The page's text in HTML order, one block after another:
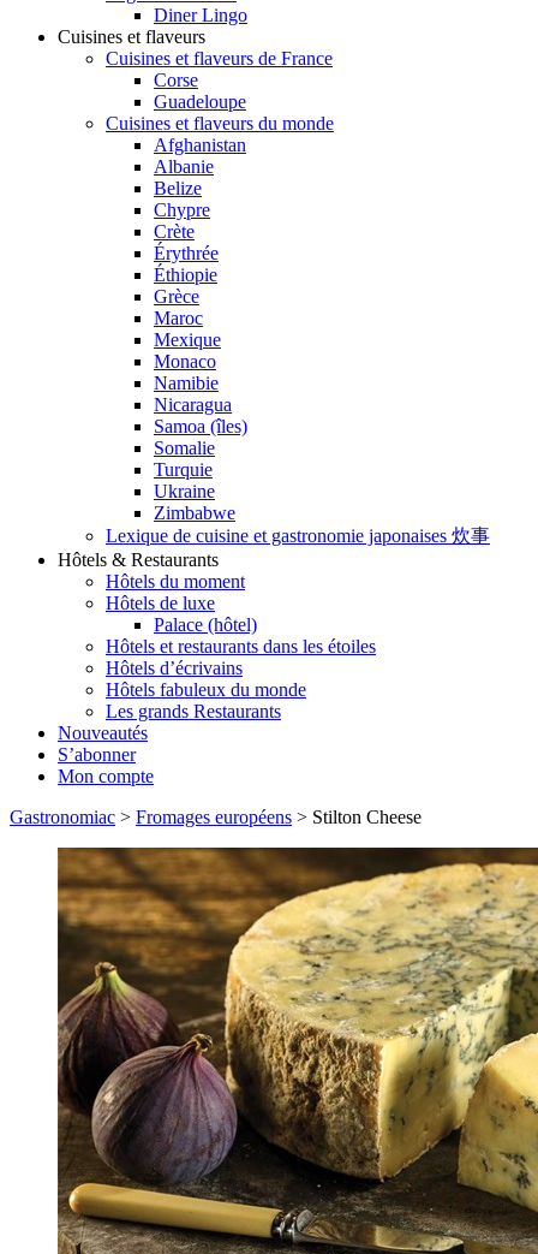
Diner Lingo
Cuisines et flaveurs
Cuisines et flaveurs de France
Corse
Guadeloupe
Cuisines et flaveurs du monde
Afghanistan
Albanie
Belize
Chypre
Crète
Érythrée
Éthiopie
Grèce
Maroc
Mexique
Monaco
Namibie
Nicaragua
Samoa (îles)
Somalie
Turquie
Ukraine
Zimbabwe
Lexique de cuisine et gastronomie japonaises 炊事
Hôtels & Restaurants
Hôtels du moment
Hôtels de luxe
Palace (hôtel)
Hôtels et restaurants dans les étoiles
Hôtels d’écrivains
Hôtels fabuleux du monde
Les grands Restaurants
Nouveautés
S’abonner
Mon compte
Gastronomiac > Fromages européens > Stilton Cheese